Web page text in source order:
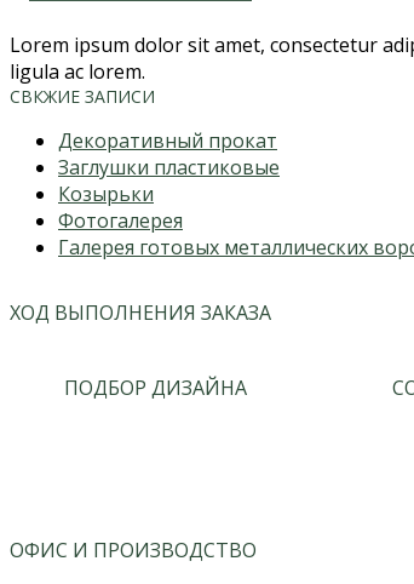
Lorem ipsum dolor sit amet, consectetur
ligula ac lorem.
СВКЖИЕ ЗАПИСИ
Декоративный прокат
Заглушки пластиковые
Козырьки
Фотогалерея
Галерея готовых металлических
ХОД ВЫПОЛНЕНИЯ ЗАКАЗА
ПОДБОР ДИЗАЙНА
ОФИС И ПРОИЗВОДСТВО